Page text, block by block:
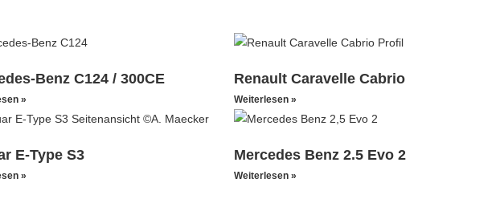
Benz C124 / 300CE
»
Renault Caravelle Cabrio
Weiterlesen »
E-Type S3
»
Mercedes Benz 2.5 Evo 2
Weiterlesen »